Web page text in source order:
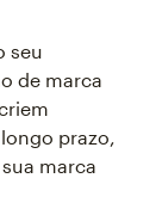
seu
de marca
prazo,
marca